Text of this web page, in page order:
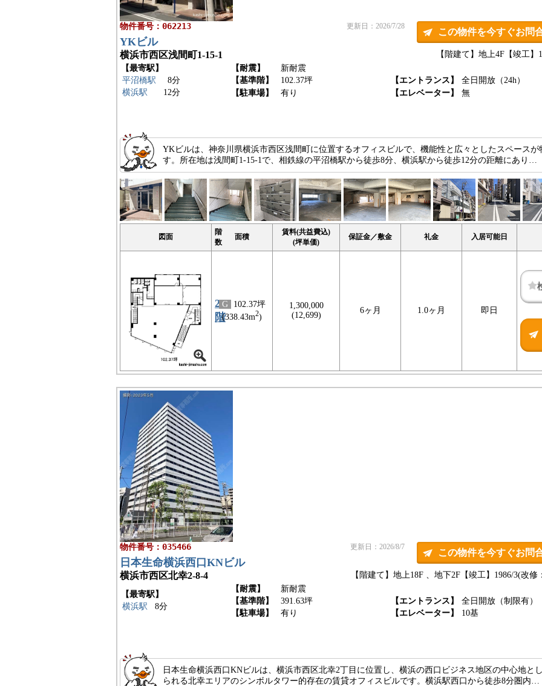
物件番号：062213 更新日：2026/7/28
この物件を今すぐお問
YKビル
横浜市西区浅間町1-15-1 【竣工】
【階建て】地上4F
【最寄駅】
平沼橋駅
8分
横浜駅
12分
【耐震】
新耐震
【基準階】
102.37坪 【エントランス】
全日開放（24h）
【駐車場】
有り 【エレベーター】 無
YKビルは、神奈川県横浜市西区浅間町に位置するオフィスビルで、機能性と広々としたスペースが
す。所在地は浅間町1-15-1で、相鉄線の平沼橋駅から徒歩8分、横浜駅から徒歩12分の距離にあり…
図面
階
数
面積
賃料(共益費込)
(坪単価)
保証金／敷金 礼金 入居可能日
2
階
G
102.37坪
(338.43m2)
1,300,000
(12,699)
6ヶ月 1.0ヶ月 即日
物件番号：035466 更新日：2026/8/7
この物件を今すぐお問
日本生命横浜西口KNビル
横浜市西区北幸2-8-4 【竣工】1986/3(改修
【階建て】地上18F 、地下2F
【最寄駅】
横浜駅
8分
【耐震】
新耐震
【基準階】
391.63坪 【エントランス】
全日開放（制限有）
【駐車場】
有り 【エレベーター】 10基
日本生命横浜西口KNビルは、横浜市西区北幸2丁目に位置し、横浜の西口ビジネス地区の中心地と
られる北幸エリアのシンボルタワー的存在の賃貸オフィスビルです。横浜駅西口から徒歩8分圏内…